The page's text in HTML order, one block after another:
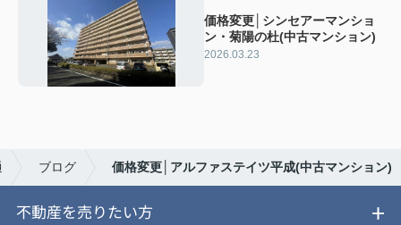
価格変更│シンセアーマンショ
ン・菊陽の杜(中古マンション)
2026.03.23
ブログ 価格変更│アルファステイツ平成(中古マンション)
不動産を売りたい方